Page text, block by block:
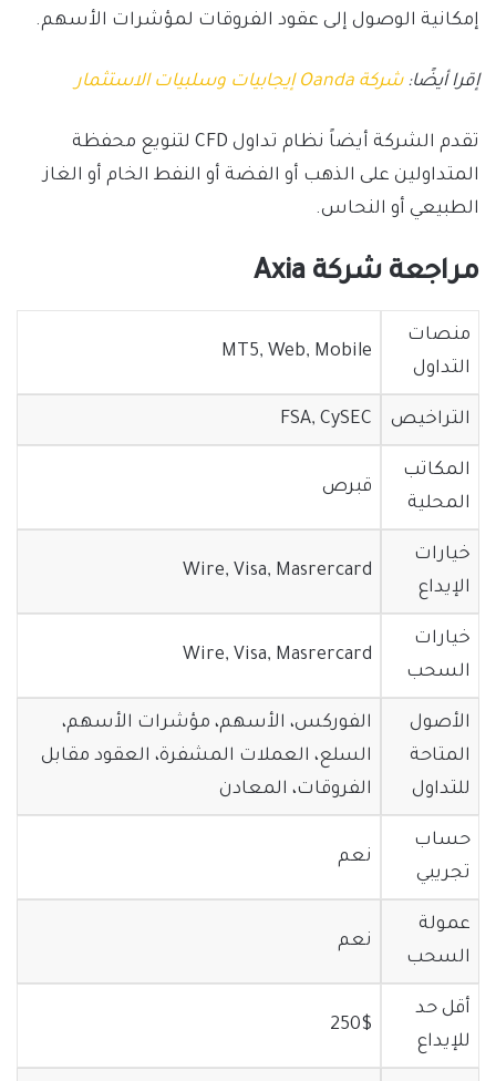
إمكانية الوصول إلى عقود الفروقات لمؤشرات الأسهم.
إقرا أيضًا:شركة Oanda إيجابيات وسلبيات الاستثمار
تقدم الشركة أيضاً نظام تداول CFD لتنويع محفظة
المتداولين على الذهب أو الفضة أو النفط الخام أو الغاز
الطبيعي أو النحاس.
مراجعة شركة Axia
منصات
التداول
MT5, Web, Mobile
التراخيص FSA, CySEC
المكاتب
المحلية
قبرص
خيارات
الإيداع
Wire, Visa, Masrercard
خيارات
السحب
Wire, Visa, Masrercard
الأصول
المتاحة
للتداول
الفوركس، الأسهم، مؤشرات الأسهم،
السلع، العملات المشفرة، العقود مقابل
الفروقات، المعادن
حساب
تجريبي
نعم
عمولة
السحب
نعم
أقل حد
للإيداع
250$